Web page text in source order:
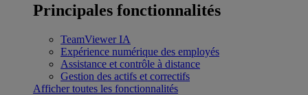
Principales fonctionnalités
TeamViewer IA
Expérience numérique des employés
Assistance et contrôle à distance
Gestion des actifs et correctifs
Afficher toutes les fonctionnalités